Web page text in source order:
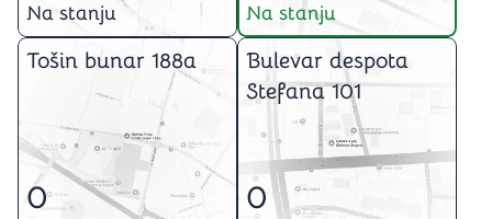
Na stanju Na stanju
Tošin bunar 188a
0
Bulevar despota
Stefana 101
0